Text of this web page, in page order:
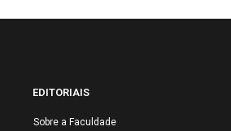
EDITORIAIS
Sobre a Faculdade